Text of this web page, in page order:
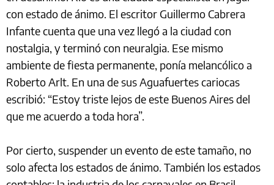
con estado de ánimo. El escritor Guillermo Cabrera
Infante cuenta que una vez llegó a la ciudad con
nostalgia, y terminó con neuralgia. Ese mismo
ambiente de fiesta permanente, ponía melancólico a
Roberto Arlt. En una de sus Aguafuertes cariocas
escribió: “Estoy triste lejos de este Buenos Aires del
que me acuerdo a toda hora”.
Por cierto, suspender un evento de este tamaño, no
solo afecta los estados de ánimo. También los estados